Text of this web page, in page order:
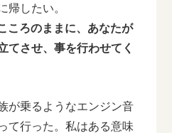
帰したい。
ころのままに、あなたが
てさせ、事を行わせてく
が乗るようなエンジン音
て行った。私はある意味